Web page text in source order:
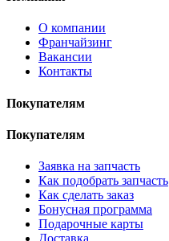
О компании
Франчайзинг
Вакансии
Контакты
Покупателям
Покупателям
Заявка на запчасть
Как подобрать запчасть
Как сделать заказ
Бонусная программа
Подарочные карты